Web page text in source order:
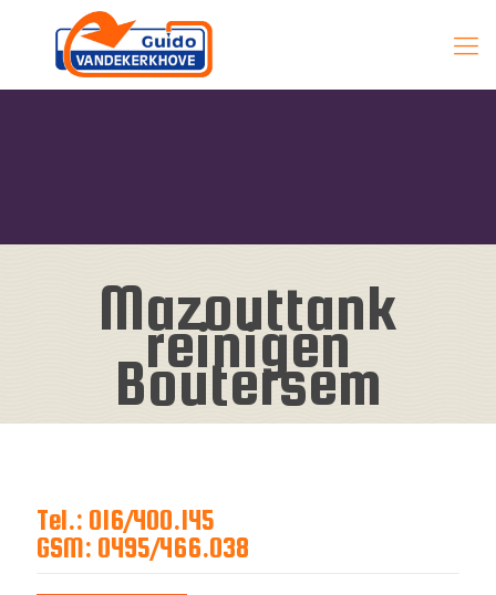
Mazouttank
reinigen
Boutersem
Tel.: 016/400.145
GSM: 0495/466.038